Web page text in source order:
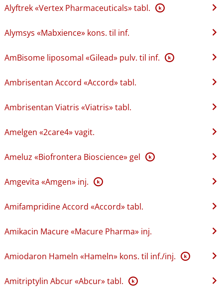
Alyftrek «Vertex Pharmaceuticals» tabl. K
Alymsys «Mabxience» kons. til inf.
AmBisome liposomal «Gilead» pulv. til inf. K
Ambrisentan Accord «Accord» tabl.
Ambrisentan Viatris «Viatris» tabl.
Amelgen «2care4» vagit.
Ameluz «Biofrontera Bioscience» gel K
Amgevita «Amgen» inj. K
Amifampridine Accord «Accord» tabl.
Amikacin Macure «Macure Pharma» inj.
Amiodaron Hameln «Hameln» kons. til inf.​/​inj. K
Amitriptylin Abcur «Abcur» tabl. K